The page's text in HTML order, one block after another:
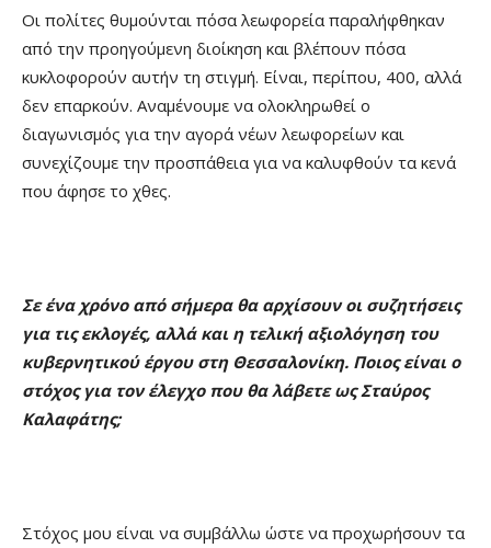
Οι πολίτες θυμούνται πόσα λεωφορεία παραλήφθηκαν
από την προηγούμενη διοίκηση και βλέπουν πόσα
κυκλοφορούν αυτήν τη στιγμή. Είναι, περίπου, 400, αλλά
δεν επαρκούν. Αναμένουμε να ολοκληρωθεί ο
διαγωνισμός για την αγορά νέων λεωφορείων και
συνεχίζουμε την προσπάθεια για να καλυφθούν τα κενά
που άφησε το χθες.
Σε ένα χρόνο από σήμερα θα αρχίσουν οι συζητήσεις
για τις εκλογές, αλλά και η τελική αξιολόγηση του
κυβερνητικού έργου στη Θεσσαλονίκη. Ποιος είναι ο
στόχος για τον έλεγχο που θα λάβετε ως Σταύρος
Καλαφάτης;
Στόχος μου είναι να συμβάλλω ώστε να προχωρήσουν τα